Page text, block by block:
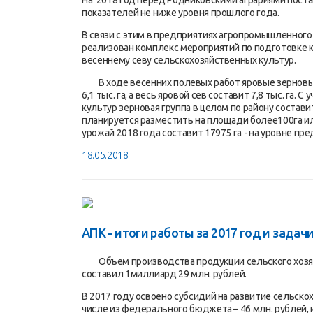
показателей не ниже уровня прошлого года.
В связи с этим в предприятиях
реализован комплекс мероприятий по
весеннему севу сельскохозяйственных культур.
В ходе весенних полевых работ яровые
6,1 тыс. га, а весь яровой сев составит 7,8 тыс. га.
культур зерновая группа в целом по району
планируется разместить на площади более100га
урожай 2018 года составит 17975 га - на уровне
18.05.2018
АПК - итоги работы за 2017 год и
Объем производства продукции сельского
составил 1миллиард 29 млн. рублей.
В 2017 году освоено субсидий на развитие
числе из федерального бюджета – 46 млн.